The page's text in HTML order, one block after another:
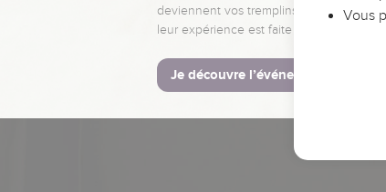
deviennent vos tremplins. Que vous
leur expérience est faite pour vous.
Je découvre l’événement
Vous